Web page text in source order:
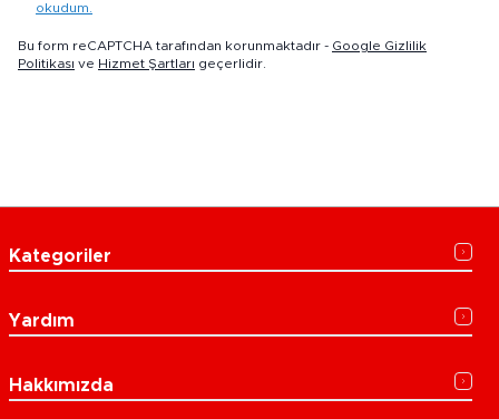
okudum.
Bu form reCAPTCHA tarafından korunmaktadır - Google Gizlilik
Politikası ve Hizmet Şartları geçerlidir.
Kategoriler
Yardım
Hakkımızda